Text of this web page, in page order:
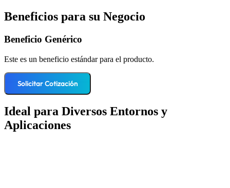
Beneficios para su Negocio
Beneficio Genérico
Este es un beneficio estándar para el producto.
Solicitar Cotización
Ideal para Diversos Entornos y
Aplicaciones